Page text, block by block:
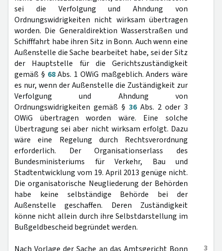
sei die Verfolgung und Ahndung von
Ordnungswidrigkeiten nicht wirksam übertragen
worden. Die Generaldirektion Wasserstraßen und
Schifffahrt habe ihren Sitz in Bonn. Auch wenn eine
Außenstelle die Sache bearbeitet habe, sei der Sitz
der Hauptstelle für die Gerichtszuständigkeit
gemäß § 68Abs. 1 OWiG maßgeblich. Anders wäre
es nur, wenn der Außenstelle die Zuständigkeit zur
Verfolgung und Ahndung von
Ordnungswidrigkeiten gemäß § 36Abs. 2 oder 3
OWiG übertragen worden wäre. Eine solche
Übertragung sei aber nicht wirksam erfolgt. Dazu
wäre eine Regelung durch Rechtsverordnung
erforderlich. Der Organisationserlass des
Bundesministeriums für Verkehr, Bau und
Stadtentwicklung vom 19. April 2013 genüge nicht.
Die organisatorische Neugliederung der Behörden
habe keine selbständige Behörde bei der
Außenstelle geschaffen. Deren Zuständigkeit
könne nicht allein durch ihre Selbstdarstellung im
Bußgeldbescheid begründet werden.
3